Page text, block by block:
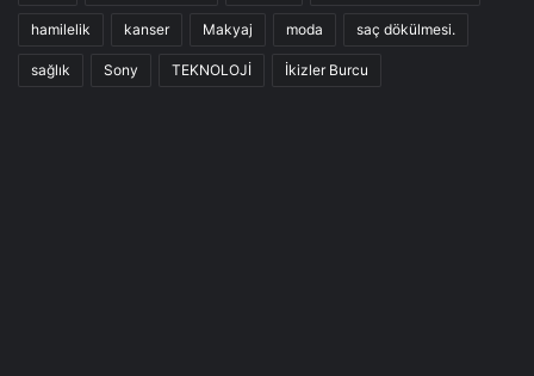
hamilelik kanser Makyaj moda saç dökülmesi.
sağlık Sony TEKNOLOJİ İkizler Burcu